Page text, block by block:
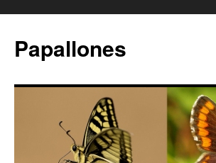
Papallones